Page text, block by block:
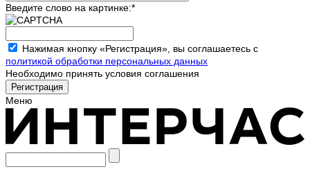
Введите слово на картинке:*
Нажимая кнопку «Регистрация», вы соглашаетесь с
политикой обработки персональных данных
Необходимо принять условия соглашения
Меню